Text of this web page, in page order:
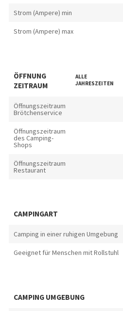
Strom (Ampere) min
Strom (Ampere) max
ÖFFNUNG
ZEITRAUM
ALLE
JAHRESZEITEN
Öffnungszeitraum
Brötchenservice
Öffnungszeitraum
des Camping-
Shops
Öffnungszeitraum
Restaurant
CAMPINGART
Camping in einer ruhigen Umgebung
Geeignet für Menschen mit Rollstuhl
CAMPING UMGEBUNG